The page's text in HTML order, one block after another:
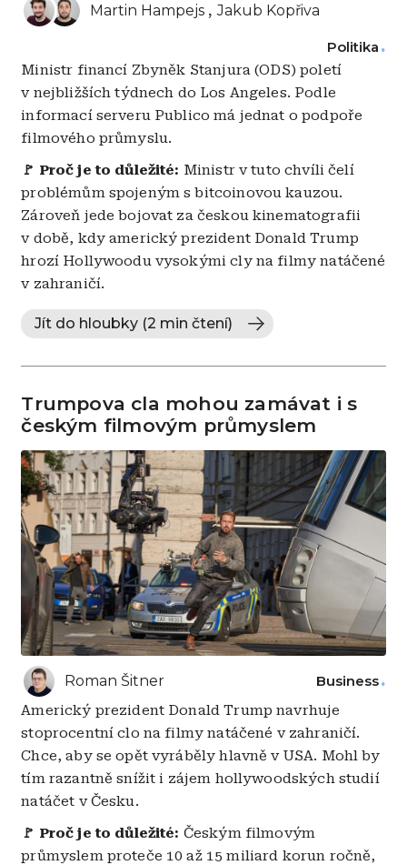
Martin Hampejs Jakub Kopřiva
Politika
Ministr financí Zbyněk Stanjura (ODS) poletí
v nejbližších týdnech do Los Angeles. Podle
informací serveru Publico má jednat o podpoře
filmového průmyslu.
🚩 Proč je to důležité: Ministr v tuto chvíli čelí
problémům spojeným s bitcoinovou kauzou.
Zároveň jede bojovat za českou kinematografii
v době, kdy americký prezident Donald Trump
hrozí Hollywoodu vysokými cly na filmy natáčené
v zahraničí.
Jít do hloubky (2 min čtení)
Trumpova cla mohou zamávat i s
českým filmovým průmyslem
Roman Šitner Business
Americký prezident Donald Trump navrhuje
stoprocentní clo na filmy natáčené v zahraničí.
Chce, aby se opět vyráběly hlavně v USA. Mohl by
tím razantně snížit i zájem hollywoodských studií
natáčet v Česku.
🚩 Proč je to důležité: Českým filmovým
průmyslem proteče 10 až 15 miliard korun ročně,